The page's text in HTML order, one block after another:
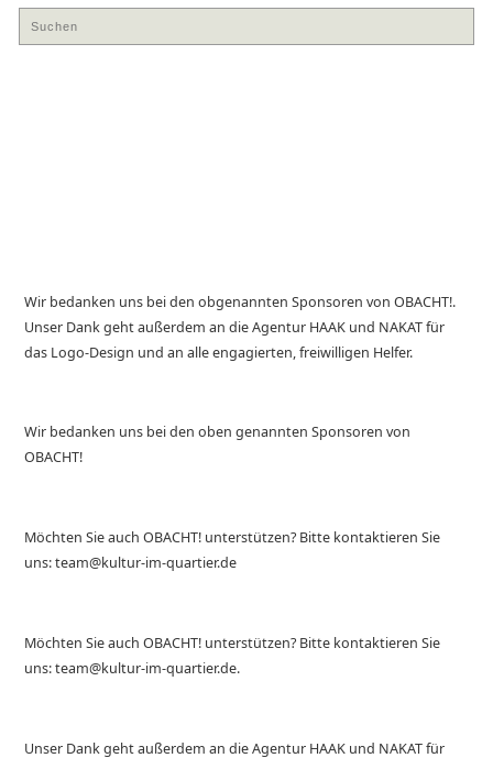
Wir bedanken uns bei den obgenannten Sponsoren von OBACHT!.
Unser Dank geht außerdem an die Agentur HAAK und NAKAT für
das Logo-Design und an alle engagierten, freiwilligen Helfer.
Wir bedanken uns bei den oben genannten Sponsoren von
OBACHT!
Möchten Sie auch OBACHT! unterstützen? Bitte kontaktieren Sie
uns: team@kultur-im-quartier.de
Möchten Sie auch OBACHT! unterstützen? Bitte kontaktieren Sie
uns: team@kultur-im-quartier.de.
Unser Dank geht außerdem an die Agentur HAAK und NAKAT für